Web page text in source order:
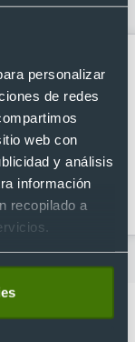
personalizar
de redes
web con
y análisis
información
recopilado a
la cocina